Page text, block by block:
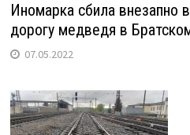
Иномарка сбила внезапно
дорогу медведя в
07.05.2022